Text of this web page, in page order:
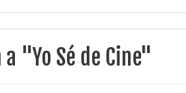
"Yo Sé de Cine"